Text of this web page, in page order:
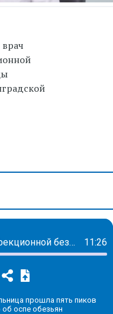
Пандемия научила нас инфекционной безопасности 11:26
прошла пять пиков
оспе обезьян